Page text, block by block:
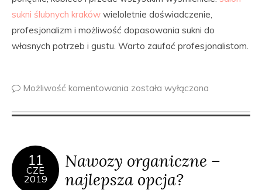
sukni ślubnych kraków wieloletnie doświadczenie,
profesjonalizm i możliwość dopasowania sukni do
własnych potrzeb i gustu. Warto zaufać profesjonalistom.
Możliwość komentowania została wyłączona
11
CZE
2019
Nawozy organiczne –
najlepsza opcja?